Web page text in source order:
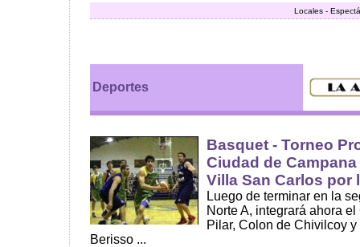
Locales -
Deportes
Basquet - Torneo
Ciudad de
Villa San Carlos por
Luego de terminar en la
Norte A, integrará ahora
Pilar, Colon de Chivilcoy
Berisso ...